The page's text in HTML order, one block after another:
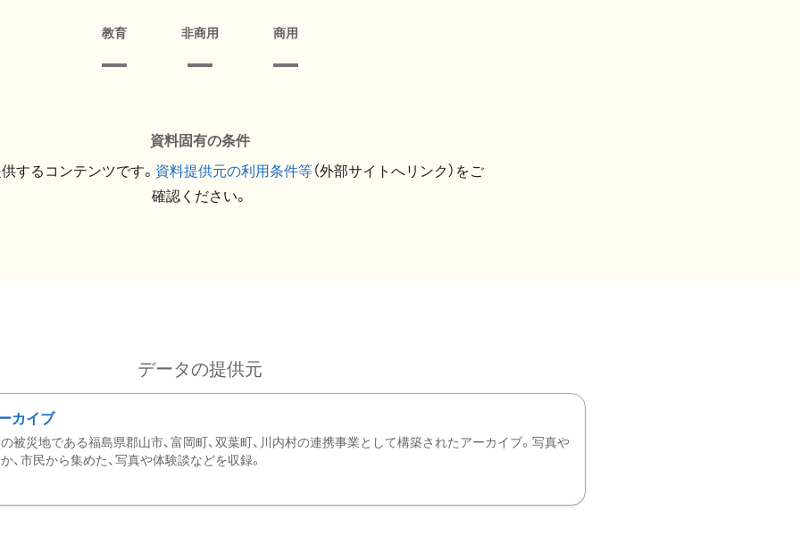
教育 非商用 商用
資料固有の条件
するコンテンツです。 資料提供元の利用条件等（外部サイトへリンク）をご
確認ください。
データの提供元
カイブ
被災地である福島県郡山市、富岡町、双葉町、川内村の連携事業として構築されたアーカイブ。写真や
、市民から集めた、写真や体験談などを収録。